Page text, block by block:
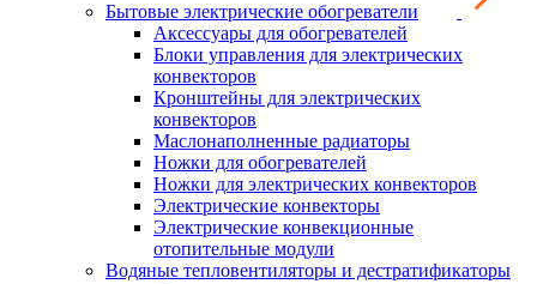
Бытовые электрические обогреватели
Аксессуары для обогревателей
Блоки управления для электрических
конвекторов
Кронштейны для электрических
конвекторов
Маслонаполненные радиаторы
Ножки для обогревателей
Ножки для электрических конвекторов
Электрические конвекторы
Электрические конвекционные
отопительные модули
Водяные тепловентиляторы и дестратификаторы